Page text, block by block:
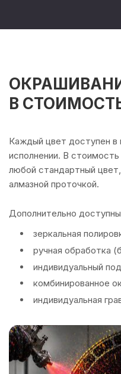
В
Каждый цвет доступен в
исполнении. В
любой стандартный
алмазной проточкой.
Дополнительно
зеркальная
ручная обработка
индивидуальный
комбинированное
индивидуальная